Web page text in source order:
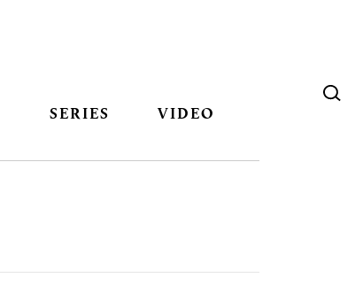
SERIES VIDEO